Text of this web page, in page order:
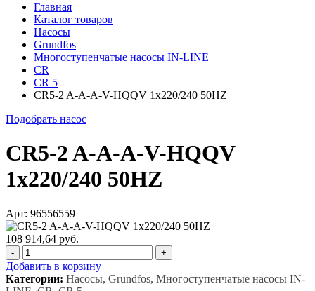
Главная
Каталог товаров
Насосы
Grundfos
Многоступенчатые насосы IN-LINE
CR
CR 5
CR5-2 A-A-A-V-HQQV 1x220/240 50HZ
Подобрать насос
CR5-2 A-A-A-V-HQQV
1x220/240 50HZ
Арт: 96556559
108 914,64 руб.
- +
Добавить в корзину
Категории: Насосы, Grundfos, Многоступенчатые насосы IN-